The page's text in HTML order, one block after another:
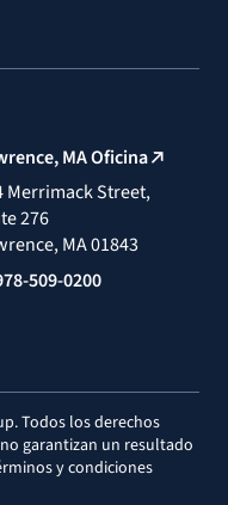
MA Oficina
Merrimack Street,
276
MA 01843
509-0200
Todos los derechos
garantizan un resultado
y condiciones